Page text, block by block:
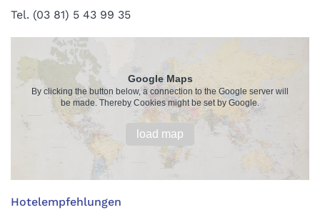
Tel. (03 81) 5 43 99 35
Google Maps
By clicking the button below, a connection to the Google server will
be made. Thereby Cookies might be set by Google.
load map
Hotelempfehlungen